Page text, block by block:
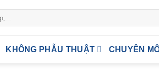
KHÔNG PHẪU THUẬT CHUYÊN